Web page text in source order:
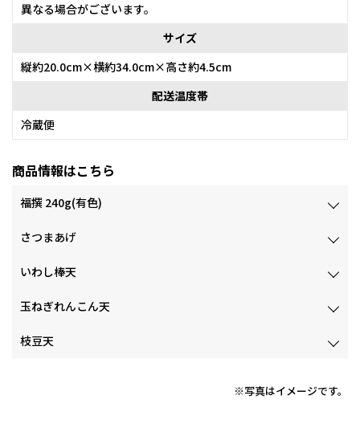
異なる場合がございます。
サイズ
縦約20.0cm×横約34.0cm×高さ約4.5cm
配送温度帯
冷蔵便
商品情報はこちら
福撰 240g(有色)
さつまあげ
いわし棒天
玉ねぎれんこん天
枝豆天
※写真はイメージです。